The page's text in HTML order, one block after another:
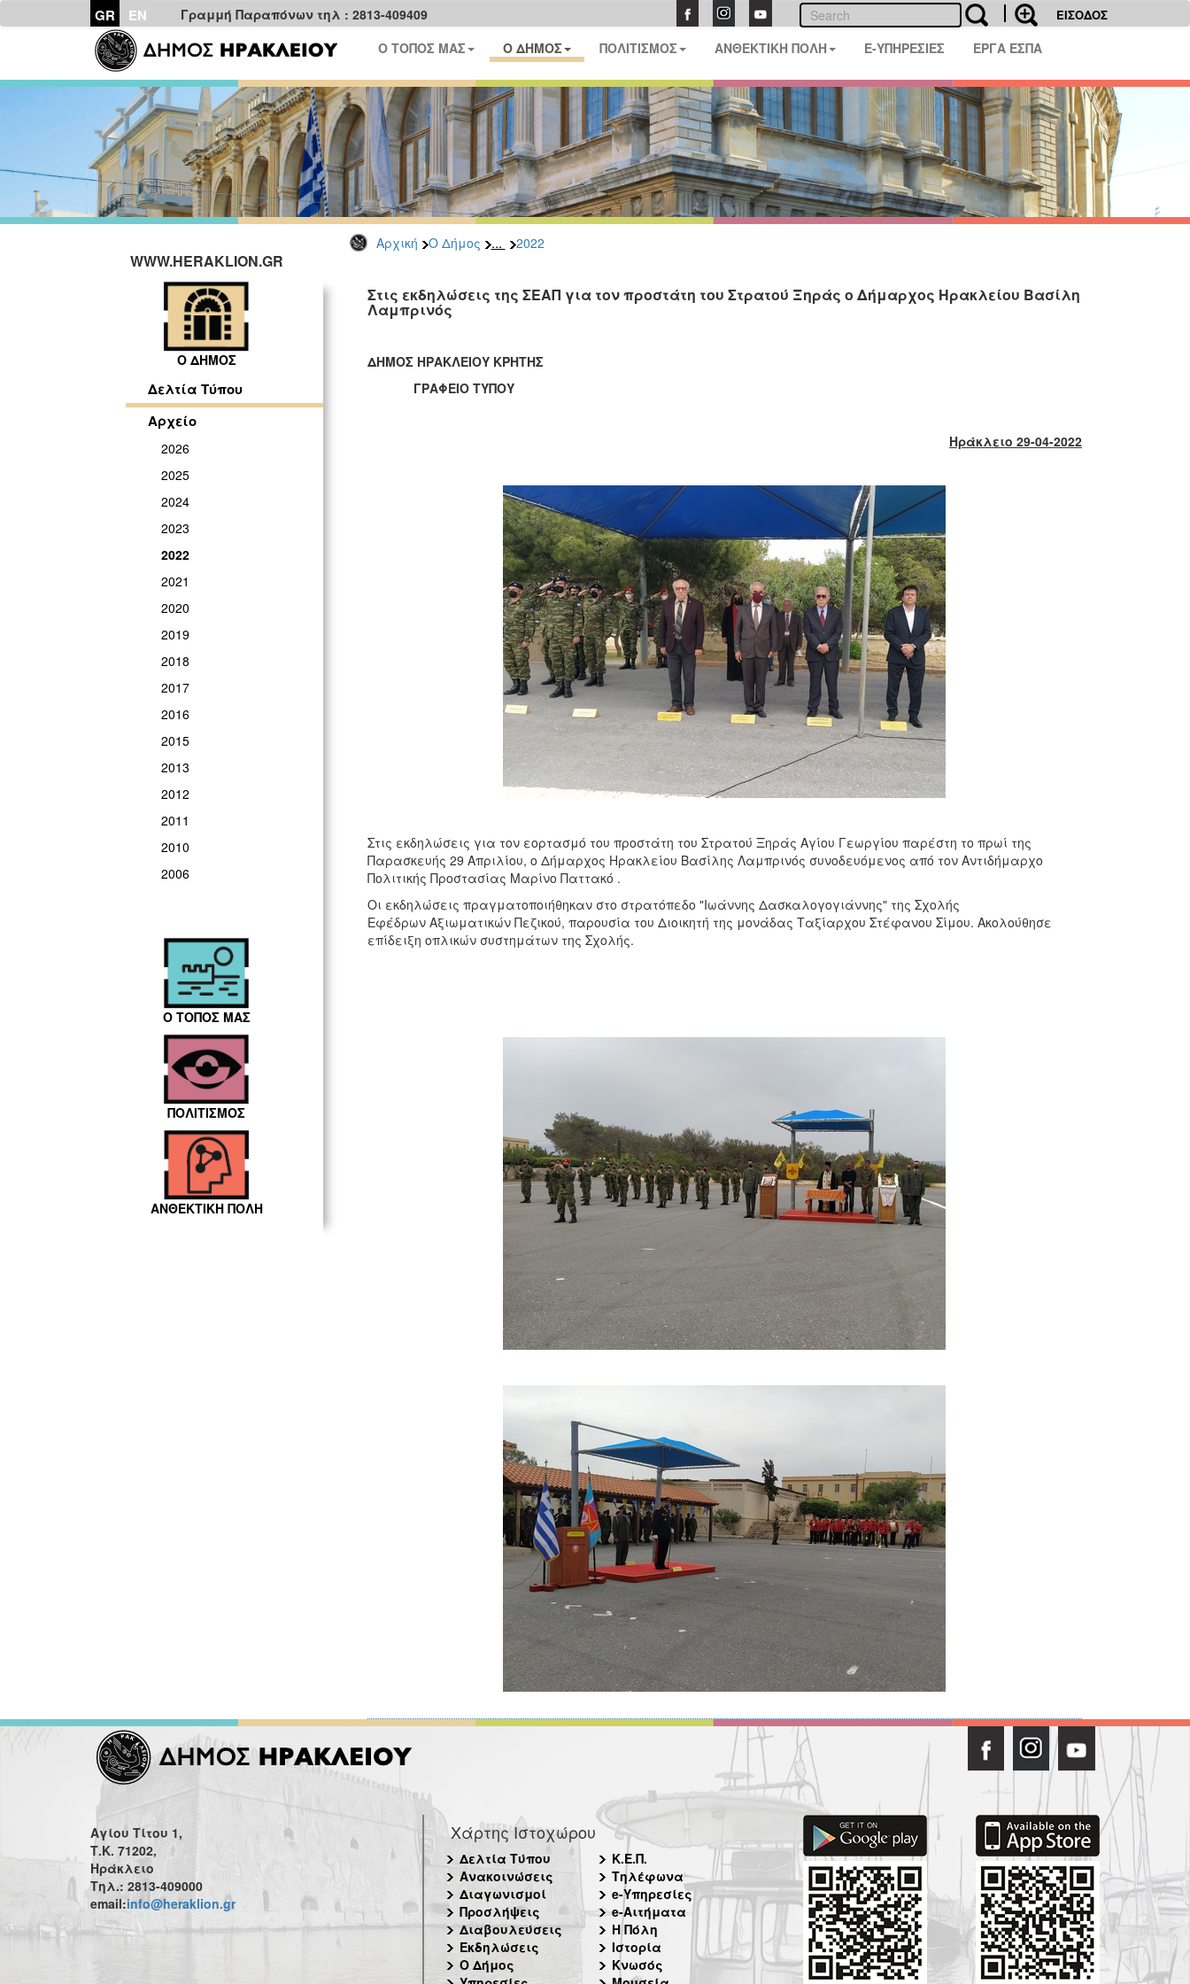
GR EN Γραμμή Παραπόνων τηλ : 2813-409409 ΕΙΣΟΔΟΣ
Ο ΤΟΠΟΣ ΜΑΣ Ο ΔΗΜΟΣ ΠΟΛΙΤΙΣΜΟΣ ΑΝΘΕΚΤΙΚΗ ΠΟΛΗ E-ΥΠΗΡΕΣΙΕΣ ΕΡΓΑ ΕΣΠΑ
Αρχική Ο Δήμος ... 2022
WWW.HERAKLION.GR
Ο ΔΗΜΟΣ
Δελτία Τύπου
Αρχείο
2026
2025
2024
2023
2022
2021
2020
2019
2018
2017
2016
2015
2013
2012
2011
2010
2006
Ο ΤΟΠΟΣ ΜΑΣ
ΠΟΛΙΤΙΣΜΟΣ
ΑΝΘΕΚΤΙΚΗ ΠΟΛΗ
Στις εκδηλώσεις της ΣΕΑΠ για τον προστάτη του Στρατού Ξηράς ο Δήμαρχος Ηρακλείου Βασίλη
Λαμπρινός
ΔΗΜΟΣ ΗΡΑΚΛΕΙΟΥ ΚΡΗΤΗΣ
ΓΡΑΦΕΙΟ ΤΥΠΟΥ
Ηράκλειο 29-04-2022
Στις εκδηλώσεις για τον εορτασμό του προστάτη του Στρατού Ξηράς Αγίου Γεωργίου παρέστη το πρωί της
Παρασκευής 29 Απριλίου, ο Δήμαρχος Ηρακλείου Βασίλης Λαμπρινός συνοδευόμενος από τον Αντιδήμαρχο
Πολιτικής Προστασίας Μαρίνο Παττακό .
Οι εκδηλώσεις πραγματοποιήθηκαν στο στρατόπεδο "Ιωάννης Δασκαλογογιάννης" της Σχολής
Εφέδρων Αξιωματικών Πεζικού, παρουσία του Διοικητή της μονάδας Ταξίαρχου Στέφανου Σίμου. Ακολούθησε
επίδειξη οπλικών συστημάτων της Σχολής.
Αγίου Τίτου 1,
Τ.Κ. 71202,
Ηράκλειο
Τηλ.: 2813-409000
email:info@heraklion.gr
Χάρτης Ιστοχώρου
Δελτία Τύπου
Ανακοινώσεις
Διαγωνισμοί
Προσλήψεις
Διαβουλεύσεις
Εκδηλώσεις
Ο Δήμος
Κ.Ε.Π.
Τηλέφωνα
e-Υπηρεσίες
e-Αιτήματα
Η Πόλη
Ιστορία
Κνωσός